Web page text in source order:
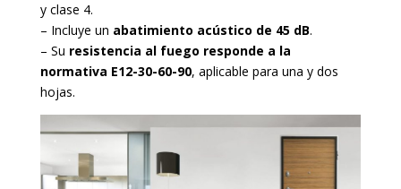
y clase 4.
– Incluye un abatimiento acústico de 45 dB.
– Su resistencia al fuego responde a la
normativa E12-30-60-90, aplicable para una y dos
hojas.